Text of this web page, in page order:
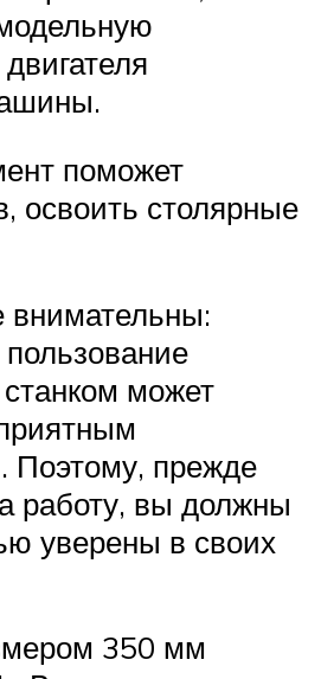
поможет
освоить столярные
внимательны:
может
Поэтому, прежде
работу, вы должны
уверены в своих
350 мм